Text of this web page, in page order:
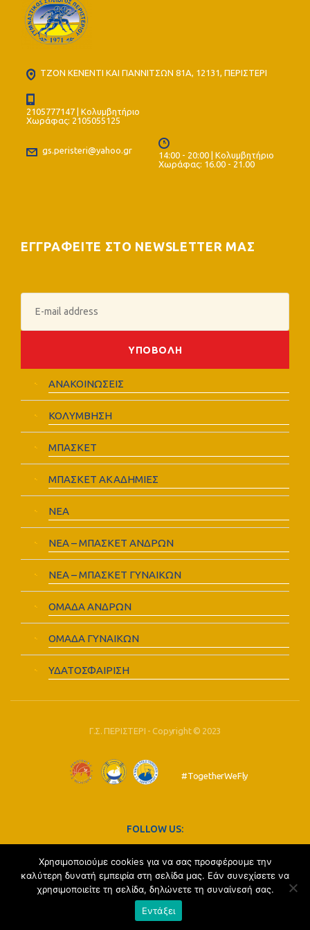
ΤΖΟΝ ΚΕΝΕΝΤΙ ΚΑΙ ΓΙΑΝΝΙΤΣΩΝ 81Α, 12131, ΠΕΡΙΣΤΕΡΙ
2105777147 | Κολυμβητήριο
Χωράφας: 2105055125
gs.peristeri@yahoo.gr
14:00 - 20:00 | Κολυμβητήριο
Χωράφας: 16.00 - 21.00
ΕΓΓΡΑΦΕΙΤΕ ΣΤΟ NEWSLETTER ΜΑΣ
ΑΝΑΚΟΙΝΩΣΕΙΣ
ΚΟΛΥΜΒΗΣΗ
ΜΠΑΣΚΕΤ
ΜΠΑΣΚΕΤ ΑΚΑΔΗΜΙΕΣ
ΝΕΑ
ΝΕΑ – ΜΠΑΣΚΕΤ ΑΝΔΡΩΝ
ΝΕΑ – ΜΠΑΣΚΕΤ ΓΥΝΑΙΚΩΝ
ΟΜΑΔΑ ΑΝΔΡΩΝ
ΟΜΑΔΑ ΓΥΝΑΙΚΩΝ
ΥΔΑΤΟΣΦΑΙΡΙΣΗ
Γ.Σ. ΠΕΡΙΣΤΕΡΙ - Copyright © 2023
#TogetherWeFly
FOLLOW US:
Χρησιμοποιούμε cookies για να σας προσφέρουμε την
καλύτερη δυνατή εμπειρία στη σελίδα μας. Εάν συνεχίσετε να
χρησιμοποιείτε τη σελίδα, δηλώνετε τη συναίνεσή σας.
Εντάξει